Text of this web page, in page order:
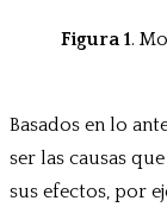
Figura 1.
Basados en lo
ser las causas
sus efectos, por